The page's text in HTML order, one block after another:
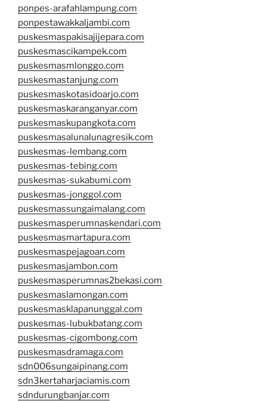
ponpes-arafahlampung.com
ponpestawakkaljambi.com
puskesmaspakisajijepara.com
puskesmascikampek.com
puskesmasmlonggo.com
puskesmastanjung.com
puskesmaskotasidoarjo.com
puskesmaskaranganyar.com
puskesmaskupangkota.com
puskesmasalunalunagresik.com
puskesmas-lembang.com
puskesmas-tebing.com
puskesmas-sukabumi.com
puskesmas-jonggol.com
puskesmassungaimalang.com
puskesmasperumnaskendari.com
puskesmasmartapura.com
puskesmaspejagoan.com
puskesmasjambon.com
puskesmasperumnas2bekasi.com
puskesmaslamongan.com
puskesmasklapanunggal.com
puskesmas-lubukbatang.com
puskesmas-cigombong.com
puskesmasdramaga.com
sdn006sungaipinang.com
sdn3kertaharjaciamis.com
sdndurungbanjar.com